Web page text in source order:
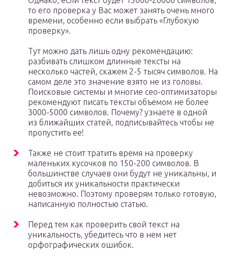
то его проверка у Вас может занять очень много
времени, особенно если выбрать «Глубокую
проверку».
Тут можно дать лишь одну рекомендацию:
разбивать слишком длинные тексты на
несколько частей, скажем 2-5 тысяч символов. На
самом деле это значение взято не из головы.
Поисковые системы и многие сео-оптимизаторы
рекомендуют писать тексты объемом не более
3000-5000 символов. Почему? узнаете в одной
из ближайших статей, подписывайтесь чтобы не
пропустить ее!
Также не стоит тратить время на проверку
маленьких кусочков по 150-200 символов. В
большинстве случаев они будут не уникальны, и
добиться их уникальности практически
невозможно. Поэтому проверям только готовую,
написанную полностью статью.
Перед тем как проверить свой текст на
уникальность, убедитесь что в нем нет
орфографических ошибок.